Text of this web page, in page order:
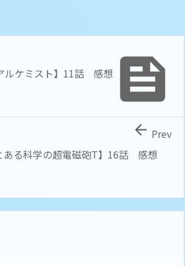

ルケミスト】11話 感想
ある科学の超電磁砲T】16話 感想
 Prev